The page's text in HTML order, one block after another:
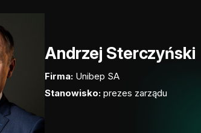
Andrzej Sterczyński
Firma: Unibep SA
Stanowisko: prezes zarządu